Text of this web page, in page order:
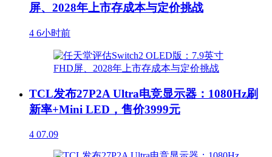
屏、2028年上市存成本与定价挑战
4 6小时前
TCL发布27P2A Ultra电竞显示器：1080Hz刷
新率+Mini LED，售价3999元
4 07.09